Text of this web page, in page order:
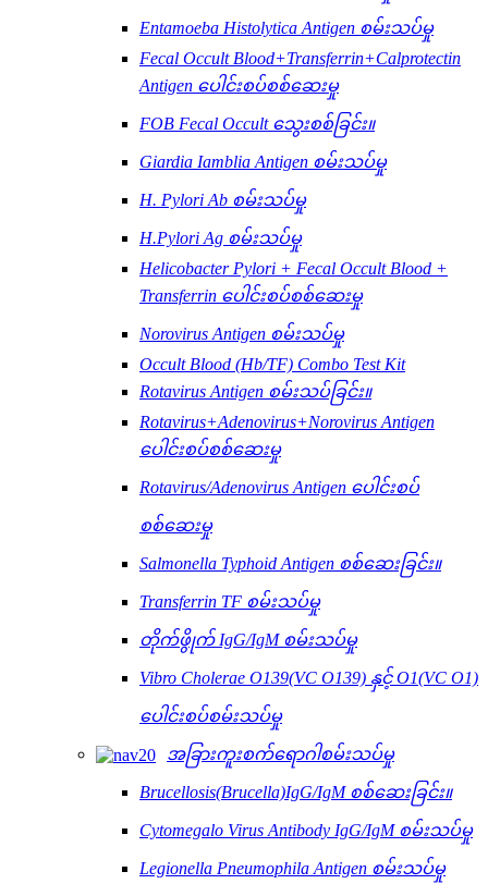
Entamoeba Histolytica Antigen စမ်းသပ်မှု
Fecal Occult Blood+Transferrin+Calprotectin
Antigen ပေါင်းစပ်စစ်ဆေးမှု
FOB Fecal Occult သွေးစစ်ခြင်း။
Giardia Iamblia Antigen စမ်းသပ်မှု
H. Pylori Ab စမ်းသပ်မှု
H.Pylori Ag စမ်းသပ်မှု
Helicobacter Pylori + Fecal Occult Blood +
Transferrin ပေါင်းစပ်စစ်ဆေးမှု
Norovirus Antigen စမ်းသပ်မှု
Occult Blood (Hb/TF) Combo Test Kit
Rotavirus Antigen စမ်းသပ်ခြင်း။
Rotavirus+Adenovirus+Norovirus Antigen
ပေါင်းစပ်စစ်ဆေးမှု
Rotavirus/Adenovirus Antigen ပေါင်းစပ်
စစ်ဆေးမှု
Salmonella Typhoid Antigen စစ်ဆေးခြင်း။
Transferrin TF စမ်းသပ်မှု
တိုက်ဖွိုက် IgG/IgM စမ်းသပ်မှု
Vibro Cholerae O139(VC O139) နှင့် O1(VC O1)
ပေါင်းစပ်စမ်းသပ်မှု
အခြားကူးစက်ရောဂါစမ်းသပ်မှု
Brucellosis(Brucella)IgG/IgM စစ်ဆေးခြင်း။
Cytomegalo Virus Antibody IgG/IgM စမ်းသပ်မှု
Legionella Pneumophila Antigen စမ်းသပ်မှု